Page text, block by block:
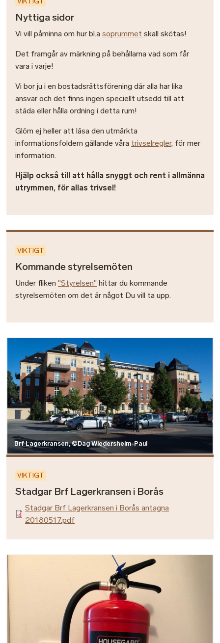
Nyttiga sidor
Vi vill påminna om hur bl.a soprummet skall skötas!
Det framgår av märkning på behållarna vad som får
vara i varje!
Vi bor ju i en bostadsrättsförening där alla har lika
ansvar och det finns ingen speciellt utsedd till att
städa eller hålla ordning i detta rum!
Glöm ej heller att läsa den utmärkta
informationsfoldern gällande våra trivselregler, för mer
information.
Hjälp också till att hålla snyggt och rent i allmänna
utrymmen, för allas trivsel!
VIKTIGT
Kommande styrelsemöten
Under fliken "Styrelsen" hittar du kommande
styrelsemöten om det är något Du vill ta upp.
Brf Lagerkransen, ©Dag Wiedersheim-Paul
VIKTIGT
Stadgar Brf Lagerkransen i Borås
Stadgar Brf Lagerkransen i Borås antagna
20180517.pdf